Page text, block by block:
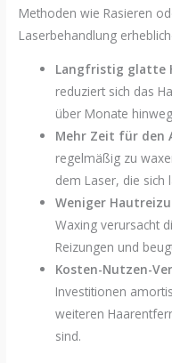
Methoden wie Rasieren
Laserbehandlung
Langfristig glatte
reduziert sich das
über Monate
Mehr Zeit für den
regelmäßig zu
dem Laser, die sich
Weniger
Waxing verursacht
Reizungen und
Kosten-Nutzen-
Investitionen
weiteren
sind.